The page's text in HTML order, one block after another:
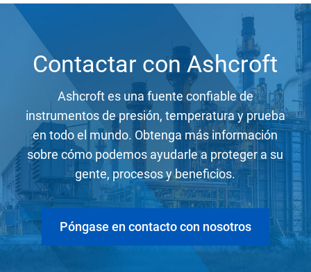
Contactar con Ashcroft
Ashcroft es una fuente confiable de
instrumentos de presión, temperatura y prueba
en todo el mundo. Obtenga más información
sobre cómo podemos ayudarle a proteger a su
gente, procesos y beneficios.
Póngase en contacto con nosotros